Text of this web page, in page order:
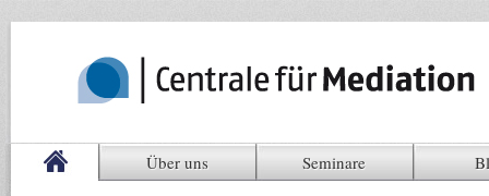
Über uns Seminare